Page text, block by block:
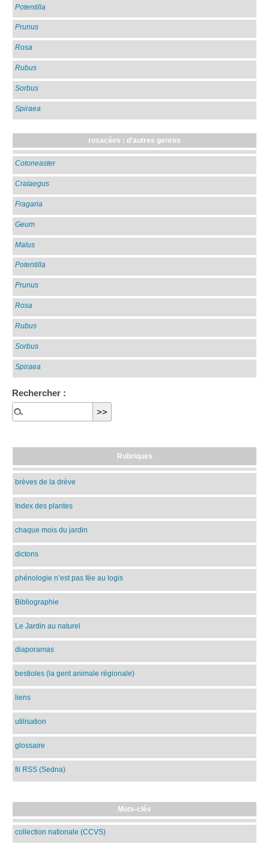
Potentilla
Prunus
Rosa
Rubus
Sorbus
Spiraea
rosacées : d'autres genres
Cotoneaster
Crataegus
Fragaria
Geum
Malus
Potentilla
Prunus
Rosa
Rubus
Sorbus
Spiraea
Rechercher :
Rubriques
brèves de la drève
Index des plantes
chaque mois du jardin
dictons
phénologie n’est pas fée au logis
Bibliographie
Le Jardin au naturel
diaporamas
bestioles (la gent animale régionale)
liens
utilisation
glossaire
fil RSS (Sedna)
Mots-clés
collection nationale (CCVS)